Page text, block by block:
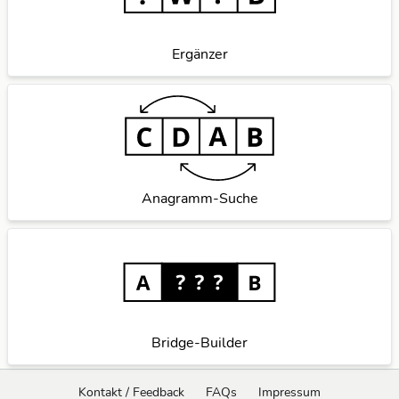
Ergänzer
Anagramm-Suche
Bridge-Builder
Kontakt / Feedback FAQs Impressum